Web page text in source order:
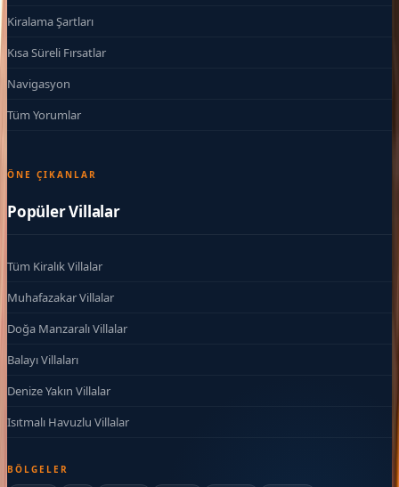
Kiralama Şartları
Kısa Süreli Fırsatlar
Navigasyon
Tüm Yorumlar
ÖNE ÇIKANLAR
Popüler Villalar
Tüm Kiralık Villalar
Muhafazakar Villalar
Doğa Manzaralı Villalar
Balayı Villaları
Denize Yakın Villalar
Isıtmalı Havuzlu Villalar
BÖLGELER